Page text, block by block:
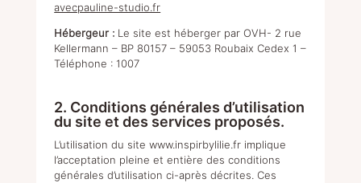
avecpauline-studio.fr
Hébergeur : Le site est héberger par OVH- 2 rue
Kellermann – BP 80157 – 59053 Roubaix Cedex 1 –
Téléphone : 1007
2. Conditions générales d’utilisation
du site et des services proposés.
L’utilisation du site www.inspirbylilie.fr implique
l’acceptation pleine et entière des conditions
générales d’utilisation ci-après décrites. Ces